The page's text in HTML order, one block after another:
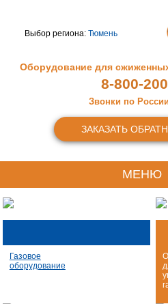
Выбор региона: Тюмень
Оборудование для
8-800-
Звонки по
ЗАКАЗАТЬ
МЕНЮ
Газовое
оборудование